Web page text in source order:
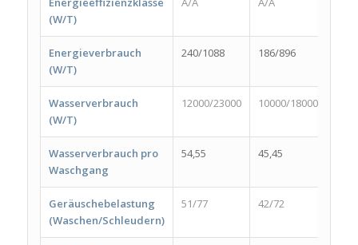
(W/T)
Energieverbrauch
(W/T)
240/1088 186/896
Wasserverbrauch
(W/T)
12000/23000 10000/18000
Wasserverbrauch pro
Waschgang
54,55 45,45
Geräuschebelastung
(Waschen/Schleudern)
51/77 42/72